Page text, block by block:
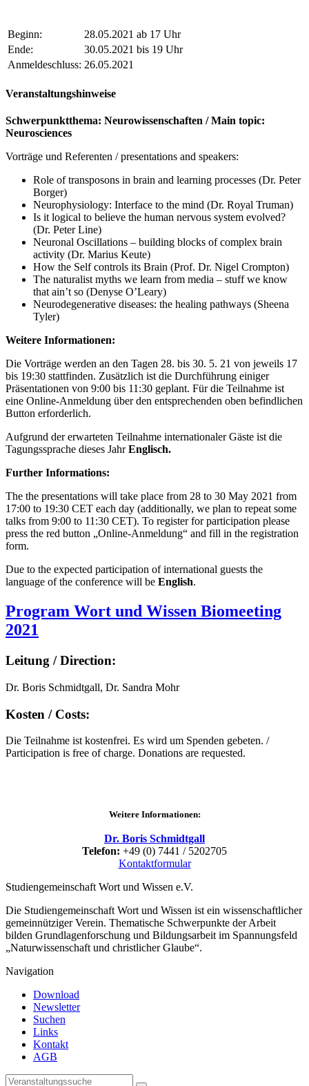
Beginn:
28.05.2021 ab 17 Uhr
Ende:
30.05.2021 bis 19 Uhr
Anmeldeschluss: 26.05.2021
Veranstaltungshinweise
Schwerpunktthema: Neurowissenschaften / Main topic:
Neurosciences
Vorträge und Referenten / presentations and speakers:
Role of transposons in brain and learning processes (Dr. Peter
Borger)
Neurophysiology: Interface to the mind (Dr. Royal Truman)
Is it logical to believe the human nervous system evolved?
(Dr. Peter Line)
Neuronal Oscillations – building blocks of complex brain
activity (Dr. Marius Keute)
How the Self controls its Brain (Prof. Dr. Nigel Crompton)
The naturalist myths we learn from media – stuff we know
that ain’t so (Denyse O’Leary)
Neurodegenerative diseases: the healing pathways (Sheena
Tyler)
Weitere Informationen:
Die Vorträge werden an den Tagen 28. bis 30. 5. 21 von jeweils 17
bis 19:30 stattfinden. Zusätzlich ist die Durchführung einiger
Präsentationen von 9:00 bis 11:30 geplant. Für die Teilnahme ist
eine Online-Anmeldung über den entsprechenden oben befindlichen
Button erforderlich.
Aufgrund der erwarteten Teilnahme internationaler Gäste ist die
Tagungssprache dieses JahrEnglisch.
Further Informations:
The the presentations will take place from 28 to 30 May 2021 from
17:00 to 19:30 CET each day (additionally, we plan to repeat some
talks from 9:00 to 11:30 CET). To register for participation please
press the red button „Online-Anmeldung“ and fill in the registration
form.
Due to the expected participation of international guests the
language of the conference will be English.
Program Wort und Wissen Biomeeting
2021
Leitung / Direction:
Dr. Boris Schmidtgall, Dr. Sandra Mohr
Kosten / Costs:
Die Teilnahme ist kostenfrei. Es wird um Spenden gebeten. /
Participation is free of charge. Donations are requested.
Weitere Informationen:
Dr. Boris Schmidtgall
Telefon: +49 (0) 7441 / 5202705
Kontaktformular
Studiengemeinschaft Wort und Wissen e.V.
Die Studiengemeinschaft Wort und Wissen ist ein wissenschaftlicher
gemeinnütziger Verein. Thematische Schwerpunkte der Arbeit
bilden Grundlagenforschung und Bildungsarbeit im Spannungsfeld
„Naturwissenschaft und christlicher Glaube“.
Navigation
Download
Newsletter
Suchen
Links
Kontakt
AGB